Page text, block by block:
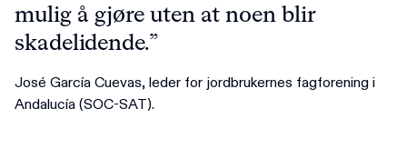
mulig å gjøre uten at noen blir
skadelidende.”
José García Cuevas, leder for jordbrukernes fagforening i
Andalucía (SOC-SAT).